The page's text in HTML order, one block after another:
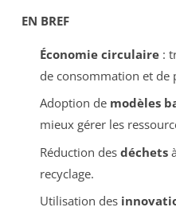
EN BREF
Économie circulaire:
de consommation et de
Adoption de modèles
mieux gérer les
Réduction des déchets
recyclage.
Utilisation des